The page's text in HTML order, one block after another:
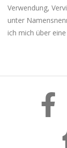
Verwendung,
unter
ich mich über